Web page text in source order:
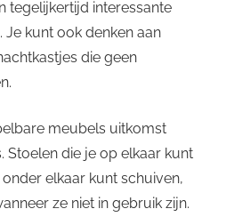
tegelijkertijd interessante
kunt ook denken aan
die geen
meubels uitkomst
Stoelen die je op elkaar kunt
elkaar kunt schuiven,
ze niet in gebruik zijn.